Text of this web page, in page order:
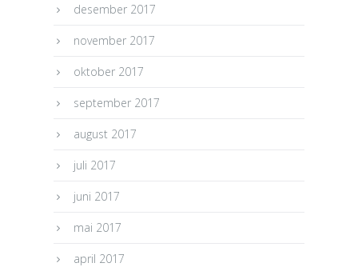
desember 2017
november 2017
oktober 2017
september 2017
august 2017
juli 2017
juni 2017
mai 2017
april 2017